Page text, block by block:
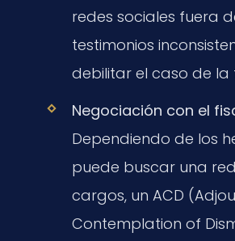
redes sociales fuera
testimonios
debilitar el caso de la
Negociación con el
Dependiendo de los
puede buscar una
cargos, un ACD
Contemplation of